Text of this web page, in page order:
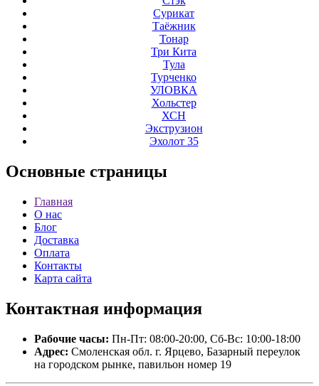
Сурикат
Таёжник
Тонар
Три Кита
Тула
Турченко
УЛОВКА
Хольстер
ХСН
Экструзион
Эхолот 35
Основные страницы
Главная
О нас
Блог
Доставка
Оплата
Контакты
Карта сайта
Контактная информация
Рабочие часы: Пн-Пт: 08:00-20:00, Сб-Вс: 10:00-18:00
Адрес: Смоленская обл. г. Ярцево, Базарный переулок
на городском рынке, павильон номер 19